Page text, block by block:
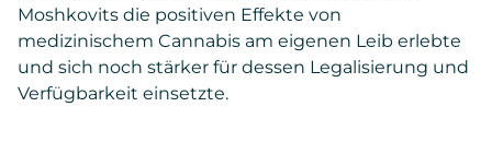
Moshkovits die positiven Effekte von
medizinischem Cannabis am eigenen Leib erlebte
und sich noch stärker für dessen Legalisierung und
Verfügbarkeit einsetzte.